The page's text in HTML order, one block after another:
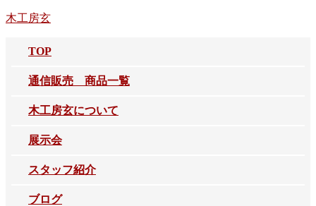
コ
ナ
木工房玄
TOP
通信販売 商品一覧
木工房玄について
展示会
スタッフ紹介
ブログ